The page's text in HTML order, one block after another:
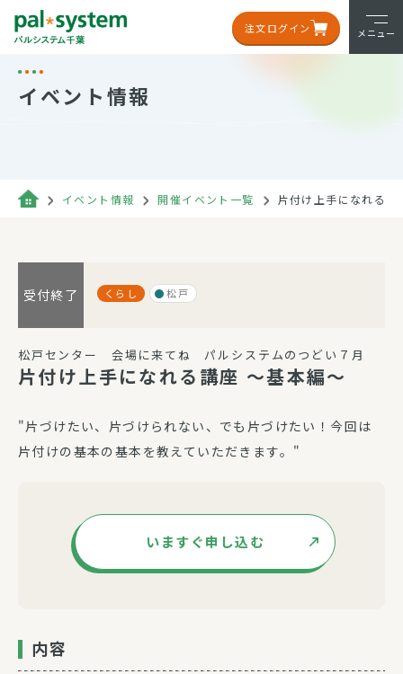
注文ログイン メニュー
イベント情報
イベント情報 開催イベント一覧 片付け上手になれる
受付終了 くらし 松戸
松戸センター 会場に来てね パルシステムのつどい７月
片付け上手になれる講座 ～基本編～
"片づけたい、片づけられない、でも片づけたい！今回は
片付けの基本の基本を教えていただきます。"
いますぐ申し込む
内容